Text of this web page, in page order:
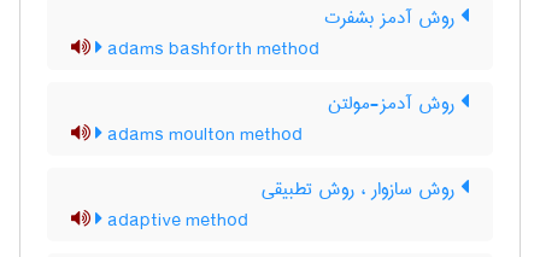
روش آدمز بشفرت
adams bashforth method
روش آدمز-مولتن
adams moulton method
روش سازوار ، روش تطبیقی
adaptive method